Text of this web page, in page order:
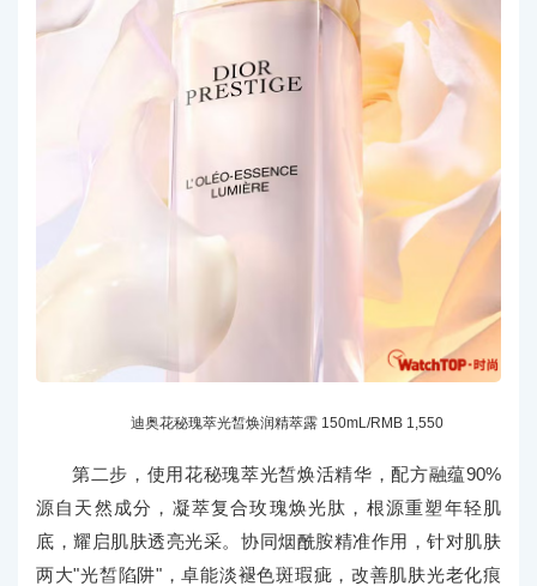
迪奥花秘瑰萃光皙焕润精萃露 150mL/RMB 1,550
第二步，使用花秘瑰萃光皙焕活精华，配方融蕴90%
源自天然成分，凝萃复合玫瑰焕光肽，根源重塑年轻肌
底，耀启肌肤透亮光采。协同烟酰胺精准作用，针对肌肤
两大"光皙陷阱"，卓能淡褪色斑瑕疵，改善肌肤光老化痕